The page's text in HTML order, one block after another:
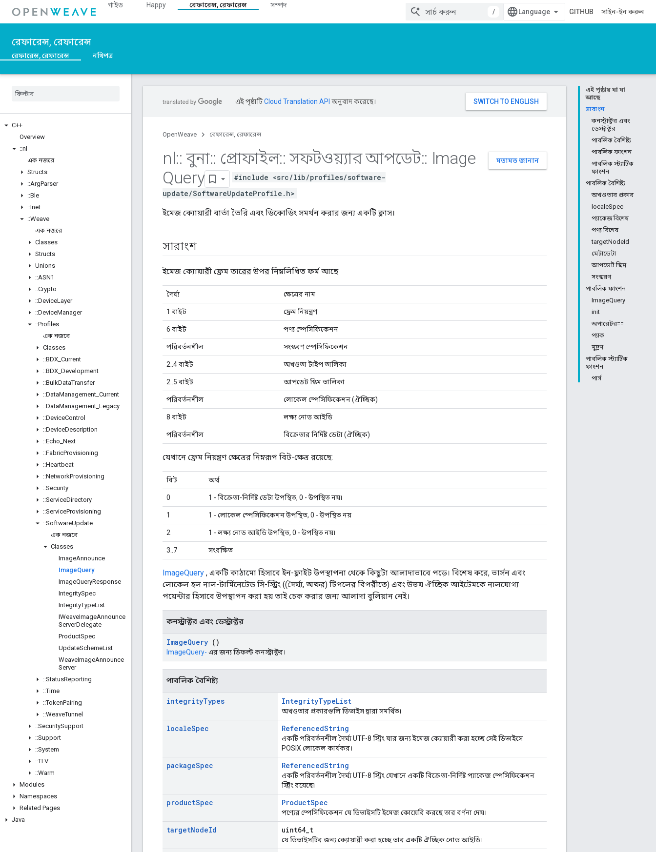
গাইড Happy রেফারেন্স, রেফারেন্স
সম্পদ
/
GITHUB সাইন-ইন করুন
রেফারেন্স, রেফারেন্স
রেফারেন্স, রেফারেন্স নথিপত্র
C++
Overview
::nl
এক নজরে
Structs
::ArgParser
::Ble
::Inet
::Weave
এক নজরে
Classes
Structs
Unions
::ASN1
::Crypto
::DeviceLayer
::DeviceManager
::Profiles
এক নজরে
Classes
::BDX Current
::BDX Development
::BulkDataTransfer
::DataManagement Current
::DataManagement Legacy
::DeviceControl
::DeviceDescription
::Echo Next
::FabricProvisioning
::Heartbeat
::NetworkProvisioning
::Security
::ServiceDirectory
::ServiceProvisioning
::SoftwareUpdate
এক নজরে
Classes
ImageAnnounce
ImageQuery
ImageQueryResponse
IntegritySpec
IntegrityTypeList
IWeaveImageAnnounce
ServerDelegate
ProductSpec
UpdateSchemeList
WeaveImageAnnounce
Server
::StatusReporting
::Time
::TokenPairing
::WeaveTunnel
::SecuritySupport
::Support
::System
::TLV
::Warm
Modules
Namespaces
Related Pages
Java
এই পৃষ্ঠায় যা যা
আছে
সারাংশ
কনস্ট্রাক্টর এবং
ডেস্ট্রাক্টর
পাবলিক বৈশিষ্ট্য
পাবলিক ফাংশন
পাবলিক স্ট্যাটিক
ফাংশন
পাবলিক বৈশিষ্ট্য
অখণ্ডতার প্রকার
localeSpec
প্যাকেজ বিশেষ
পণ্য বিশেষ
targetNodeId
মেটাডেটা
আপডেট স্কিম
সংস্করণ
পাবলিক ফাংশন
ImageQuery
init
অপারেটর==
প্যাক
মুদ্রণ
পাবলিক স্ট্যাটিক
ফাংশন
পার্স
এই পৃষ্ঠাটিCloud Translation API অনুবাদ করেছে।
OpenWeave রেফারেন্স, রেফারেন্স
মতামত জানান
nl:: বুনা:: প্রোফাইল:: সফটওয়্যার আপডেট:: Image
Query
#include <src/lib/profiles/software-
update/SoftwareUpdateProfile.h>
ইমেজ ক্যোয়ারী বার্তা তৈরি এবং ডিকোডিং সমর্থন করার জন্য একটি ক্লাস।
সারাংশ
ইমেজ ক্যোয়ারী ফ্রেম তারের উপর নিম্নলিখিত ফর্ম আছে
দৈর্ঘ্য ক্ষেত্রের নাম
1 বাইট ফ্রেম নিয়ন্ত্রণ
6 বাইট পণ্য স্পেসিফিকেশন
পরিবর্তনশীল সংস্করণ স্পেসিফিকেশন
2..4 বাইট অখণ্ডতা টাইপ তালিকা
2..5 বাইট আপডেট স্কিম তালিকা
পরিবর্তনশীল লোকেল স্পেসিফিকেশন (ঐচ্ছিক)
8 বাইট লক্ষ্য নোড আইডি
পরিবর্তনশীল বিক্রেতার নির্দিষ্ট ডেটা (ঐচ্ছিক)
যেখানে ফ্রেম নিয়ন্ত্রণ ক্ষেত্রের নিম্নরূপ বিট-ক্ষেত্র রয়েছে:
বিট অর্থ
0 1 - বিক্রেতা-নির্দিষ্ট ডেটা উপস্থিত, 0 - উপস্থিত নয়৷
1 1 - লোকেল স্পেসিফিকেশন উপস্থিত, 0 - উপস্থিত নয়
2 1 - লক্ষ্য নোড আইডি উপস্থিত, 0 - উপস্থিত নয়৷
3..7 সংরক্ষিত
ImageQuery , একটি কাঠামো হিসাবে ইন-ফ্লাইট উপস্থাপনা থেকে কিছুটা আলাদাভাবে পড়ে। বিশেষ করে, ভার্সন এবং
লোকেল হল নাল-টার্মিনেটেড সি-স্ট্রিং ((দৈর্ঘ্য, অক্ষর) টিপলের বিপরীতে) এবং উভয় ঐচ্ছিক আইটেমকে নালযোগ্য
পয়েন্টার হিসাবে উপস্থাপন করা হয় তাই চেক করার জন্য আলাদা বুলিয়ান নেই।
কনস্ট্রাক্টর এবং ডেস্ট্রাক্টর
ImageQuery ()
ImageQuery- এর জন্য ডিফল্ট কনস্ট্রাক্টর।
পাবলিক বৈশিষ্ট্য
integrityTypes IntegrityTypeList
অখণ্ডতার প্রকারগুলি ডিভাইস দ্বারা সমর্থিত৷
localeSpec ReferencedString
একটি পরিবর্তনশীল দৈর্ঘ্য UTF-8 স্ট্রিং যার জন্য ইমেজ ক্যোয়ারী করা হচ্ছে সেই ডিভাইসে
POSIX লোকেল কার্যকর।
packageSpec ReferencedString
একটি পরিবর্তনশীল দৈর্ঘ্য UTF-8 স্ট্রিং যেখানে একটি বিক্রেতা-নির্দিষ্ট প্যাকেজ স্পেসিফিকেশন
স্ট্রিং রয়েছে৷
productSpec ProductSpec
পণ্যের স্পেসিফিকেশন যে ডিভাইসটি ইমেজ কোয়েরি করছে তার বর্ণনা দেয়।
targetNodeId uint64_t
যে ডিভাইসটির জন্য ক্যোয়ারী করা হচ্ছে তার একটি ঐচ্ছিক নোড আইডি।